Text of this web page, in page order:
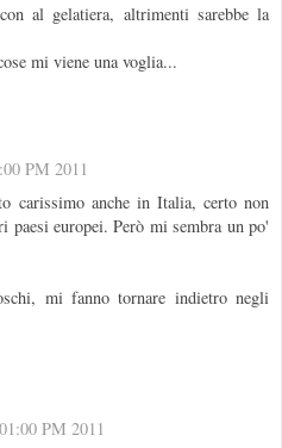
al gelatiera, altrimenti sarebbe la
mi viene una voglia...
PM 2011
carissimo anche in Italia, certo non
paesi europei. Però mi sembra un po'
mi fanno tornare indietro negli
PM 2011